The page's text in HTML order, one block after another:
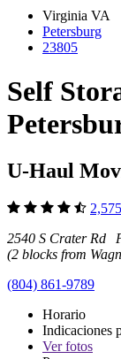
Virginia VA
Petersburg
23805
Self
U-Haul
2540 S Crater Rd
(2 blocks from
(804) 861-9789
Horario
Indicaciones
Verfotos